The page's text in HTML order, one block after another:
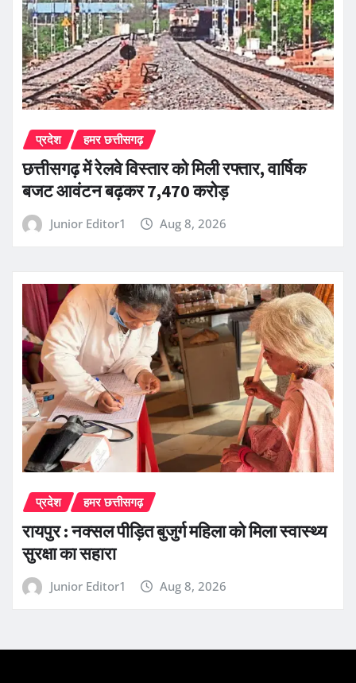
प्रदेश हमर छत्तीसगढ़
छत्तीसगढ़ में रेलवे विस्तार को मिली रफ्तार, वार्षिक
बजट आवंटन बढ़कर 7,470 करोड़
Junior Editor1 Aug 8, 2026
प्रदेश हमर छत्तीसगढ़
रायपुर : नक्सल पीड़ित बुजुर्ग महिला को मिला स्वास्थ्य
सुरक्षा का सहारा
Junior Editor1 Aug 8, 2026